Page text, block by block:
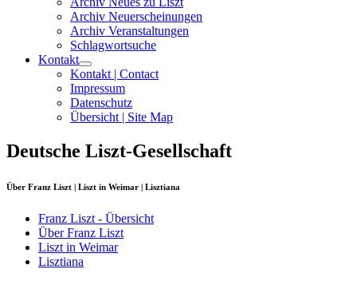
Archiv Neuerscheinungen
Archiv Veranstaltungen
Schlagwortsuche
Kontakt
Kontakt | Contact
Impressum
Datenschutz
Übersicht | Site Map
Deutsche Liszt-Gesellschaft
Über Franz Liszt | Liszt in Weimar | Lisztiana
Franz Liszt - Übersicht
Über Franz Liszt
Liszt in Weimar
Lisztiana